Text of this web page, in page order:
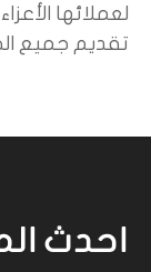
لعملائها
تقديم جميع
احدث